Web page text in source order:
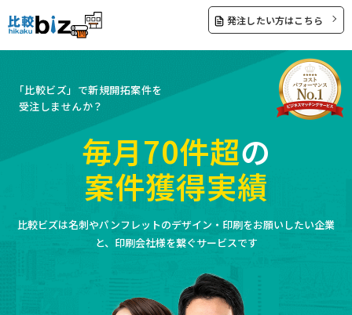
発注したい方はこちら
「比較ビズ」で新規開拓案件を
受注しませんか？
毎月70件超の
案件獲得実績
比較ビズは名刺やパンフレットのデザイン・印刷をお願いしたい企業
と、印刷会社様を繋ぐサービスです